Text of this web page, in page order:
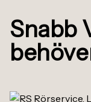
Snabb